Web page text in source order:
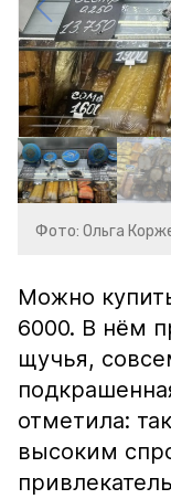
Фото: Ольга
Можно
6000. В нём
щучья,
отметила:
высоким